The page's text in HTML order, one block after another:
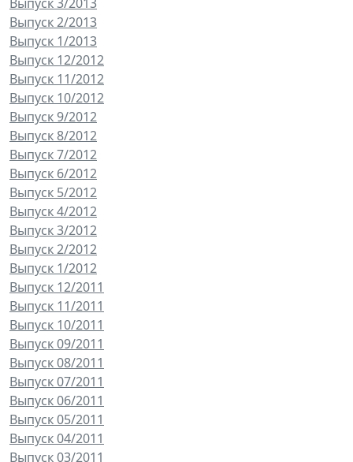
Выпуск 2/2013
Выпуск 1/2013
Выпуск 12/2012
Выпуск 11/2012
Выпуск 10/2012
Выпуск 9/2012
Выпуск 8/2012
Выпуск 7/2012
Выпуск 6/2012
Выпуск 5/2012
Выпуск 4/2012
Выпуск 3/2012
Выпуск 2/2012
Выпуск 1/2012
Выпуск 12/2011
Выпуск 11/2011
Выпуск 10/2011
Выпуск 09/2011
Выпуск 08/2011
Выпуск 07/2011
Выпуск 06/2011
Выпуск 05/2011
Выпуск 04/2011
Выпуск 03/2011